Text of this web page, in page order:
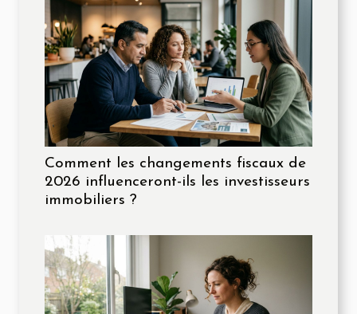
Comment les changements fiscaux de
2026 influenceront-ils les investisseurs
immobiliers ?